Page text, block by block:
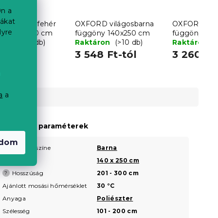
a
a
LIGHT fehér
140x250 cm
(>10 db)
OXFORD világosbarna
függöny 140x250 cm
Raktáron
(>10 db)
3 548 Ft-tól
OXFORD
függöny
Raktáron
3 260
Kiegészítő paraméterek
Termék színe Barna
140 x 250 cm
? Hosszúság
201 - 300 cm
Ajánlott mosási hőmérséklet
30 °C
Anyaga
Poliészter
Szélesség
101 - 200 cm